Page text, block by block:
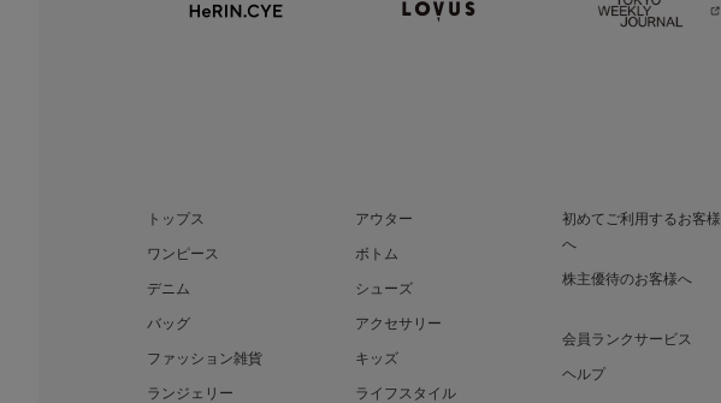
トップス
アウター
ワンピース
ボトム
デニム
シューズ
バッグ
アクセサリー
ファッション雑貨
キッズ
ランジェリー
ライフスタイル
初めてご利用するお客様
へ
株主優待のお客様へ
会員ランクサービス
ヘルプ